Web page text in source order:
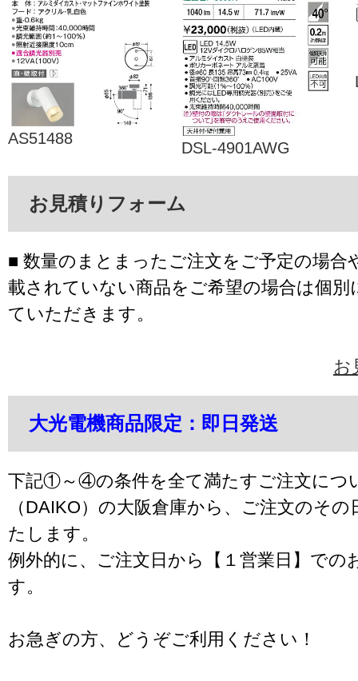
AS51488
DSL-4901AWG
お見積りフォーム
■ 数量のまとまったご注文をご予定の場合
載されていない商品をご希望の場合は個別
ていただきます。
お
大光電機商品限定：即日発送
下記①～④の条件を全て満たすご注文につ
（DAIKO）の大阪倉庫から、ご注文のそ
たします。
例外的に、ご注文日から【１営業日】での
す。
お急ぎの方、どうぞご利用ください！